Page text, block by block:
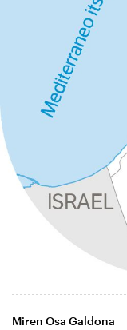
Miren Osa Galdona